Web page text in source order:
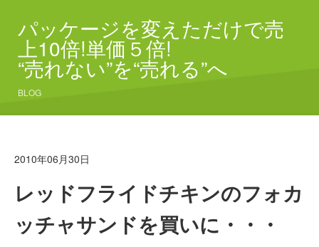
パッケージを変えただけで売
上10倍!単価５倍!
“売れない”を“売れる”へ
BLOG
2010年06月30日
レッドフライドチキンのフォカ
ッチャサンドを買いに・・・